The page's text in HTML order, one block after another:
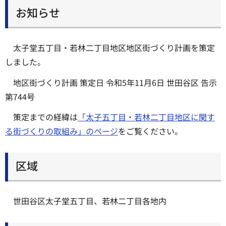
お知らせ
太子堂五丁目・若林二丁目地区地区街づくり計画を策定
しました。
地区街づくり計画 策定日 令和5年11月6日 世田谷区 告示
第744号
策定までの経緯は 「太子五丁目・若林二丁目地区に関す
る街づくりの取組み」のページをご覧ください。
区域
世田谷区太子堂五丁目、若林二丁目各地内